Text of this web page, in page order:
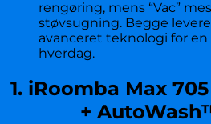
rengøring, mens “Vac”
støvsugning. Begge
avanceret teknologi for
hverdag.
1. iRoomba Max
+